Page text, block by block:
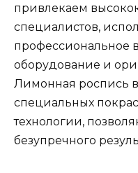
привлекаем
специалистов,
профессиональное
оборудование и
Лимонная роспись
специальных
технологии,
безупречного